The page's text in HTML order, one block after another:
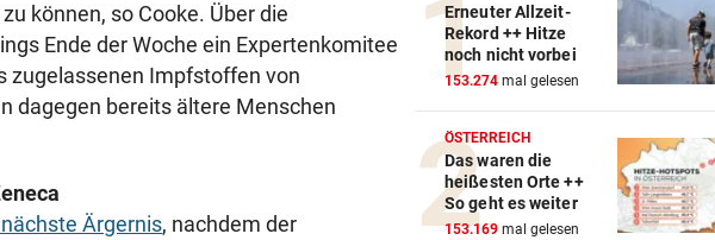
können, so Cooke. Über die
Ende der Woche ein Expertenkomitee
zugelassenen Impfstoffen von
dagegen bereits ältere Menschen
Ärgernis, nachdem der
„MEIN BABY-GIRL“ vor
Jamie Olivers älteste
Poppy wird heiraten
AUF DER NORDSCHLEIFE vor
Mercedes CLA schneller als
Model S Plaid!
Erneuter Allzeit-
Rekord ++ Hitze
noch nicht vorbei
153.274 mal gelesen
ÖSTERREICH
Das waren die
heißesten Orte ++
So geht es weiter
153.169 mal gelesen